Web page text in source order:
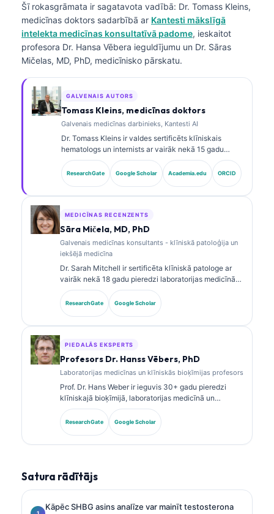
Šī rokasgrāmata ir sagatavota vadībā: Dr. Tomass Kleins,
medicīnas doktors sadarbībā ar Kantesti mākslīgā
intelekta medicīnas konsultatīvā padome, ieskaitot
profesora Dr. Hansa Vēbera ieguldījumu un Dr. Sāras
Mičelas, MD, PhD, medicīnisko pārskatu.
GALVENAIS AUTORS
Tomass Kleins, medicīnas doktors
Galvenais medicīnas darbinieks, Kantesti AI
Dr. Tomass Kleins ir valdes sertificēts klīniskais
hematologs un internists ar vairāk nekā 15 gadu
pieredzi laboratorijas medicīnā un ar AI atbalstītā
klīniskā analīzē. Kā Kantesti AI galvenais medicīnas
darbinieks viņš nodrošina klīnisku uzraudzību par
interpretāciju un laboratorijas diagnostiku
laboratorijas medicīnas jomā.
ResearchGate Google Scholar Academia.edu ORCID
MEDICĪNAS RECENZENTS
Sāra Mičela, MD, PhD
Galvenais medicīnas konsultants - klīniskā patoloģija un
iekšējā medicīna
Dr. Sarah Mitchell ir sertificēta klīniskā patologe ar
vairāk nekā 18 gadu pieredzi laboratorijas medicīnā
un diagnostikas analīzē. Viņai ir specializētas
sertifikācijas klīniskajā ķīmijā, un viņa plaši
publicējusi pētījumus par biomarķieru paneļiem un
ResearchGate Google Scholar
PIEDALĀS EKSPERTS
Profesors Dr. Hanss Vēbers, PhD
Laboratorijas medicīnas un klīniskās bioķīmijas profesors
Prof. Dr. Hans Weber ir ieguvis 30+ gadu pieredzi
klīniskajā bioķīmijā, laboratorijas medicīnā un
biomarķieru pētniecībā. Bijušais Vācijas Klīniskās
ķīmijas biedrības prezidents, viņš specializējas
diagnostikas paneļu analīzē, biomarķieru
ResearchGate Google Scholar
Satura rādītājs
Kāpēc SHBG asins analīze var mainīt testosterona